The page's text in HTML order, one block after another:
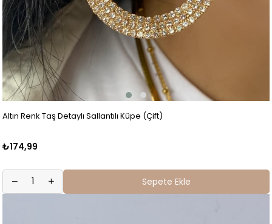
Altın Renk Taş Detaylı Sallantılı Küpe (Çift)
₺174,99
Sepete Ekle